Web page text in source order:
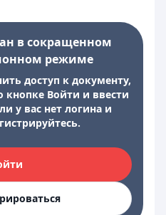
в сокращенном
режиме
доступ к документу,
Войти и ввести
у вас нет логина и